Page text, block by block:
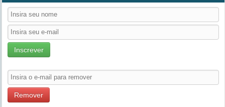
Inscrever
Remover